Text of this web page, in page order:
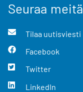
Seuraa meitä
Tilaa uutisviesti
Facebook
Twitter
LinkedIn